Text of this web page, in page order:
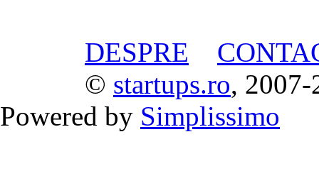
DESPRE
© startups.ro, 2007-
Powered by Simplissimo